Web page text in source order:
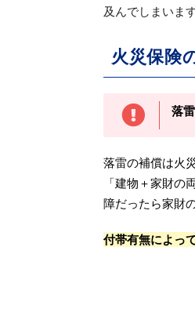
及んでしまいま
火災保険
落
落雷の補償は火
「建物＋家財
障だったら家財
付帯有無によっ